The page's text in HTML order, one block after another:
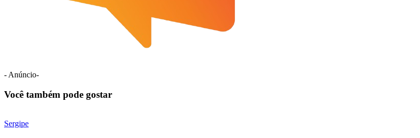
- Anúncio-
Você também pode gostar
Sergipe